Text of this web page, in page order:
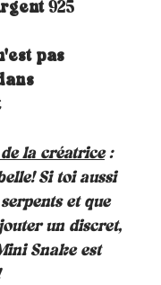
925
pas
la créatrice:
Si toi aussi
et que
un discret,
Snake est